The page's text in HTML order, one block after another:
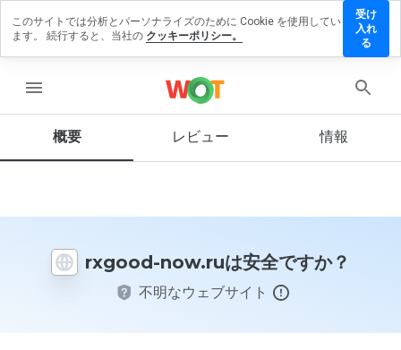
menu
概要 レビュー 情報
rxgood-now.ruは安全ですか？
不明なウェブサイト
レビ
ウェ
このサイトでは分析とパーソナライズのために Cookie を使用してい
ます。 続行すると、当社の クッキーポリシー。
受け
入れ
る